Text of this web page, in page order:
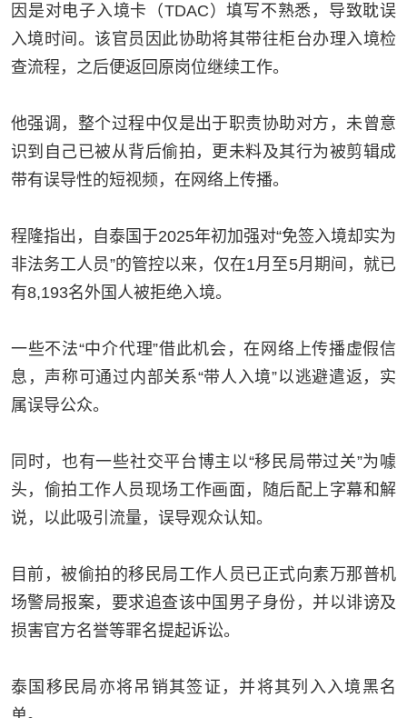
因是对电子入境卡（TDAC）填写不熟悉，导致耽误
入境时间。该官员因此协助将其带往柜台办理入境检
查流程，之后便返回原岗位继续工作。
他强调，整个过程中仅是出于职责协助对方，未曾意
识到自己已被从背后偷拍，更未料及其行为被剪辑成
带有误导性的短视频，在网络上传播。
程隆指出，自泰国于2025年初加强对“免签入境却实为
非法务工人员”的管控以来，仅在1月至5月期间，就已
有8,193名外国人被拒绝入境。
一些不法“中介代理”借此机会，在网络上传播虚假信
息，声称可通过内部关系“带人入境”以逃避遣返，实
属误导公众。
同时，也有一些社交平台博主以“移民局带过关”为噱
头，偷拍工作人员现场工作画面，随后配上字幕和解
说，以此吸引流量，误导观众认知。
目前，被偷拍的移民局工作人员已正式向素万那普机
场警局报案，要求追查该中国男子身份，并以诽谤及
损害官方名誉等罪名提起诉讼。
泰国移民局亦将吊销其签证，并将其列入入境黑名